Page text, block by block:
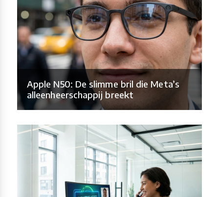
Apple N50: De slimme bril die Meta’s
alleenheerschappij breekt